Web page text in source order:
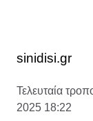
sinidisi.gr
Τελευταία
2025 18:22